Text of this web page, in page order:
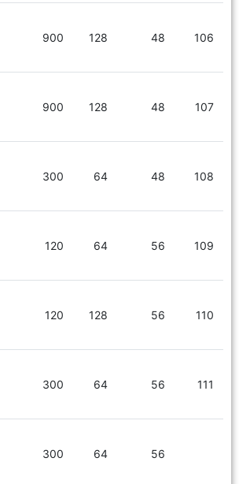
106
48
128
900
107
48
128
900
108
48
64
300
109
56
64
120
110
56
128
120
111
56
64
300
56
64
300